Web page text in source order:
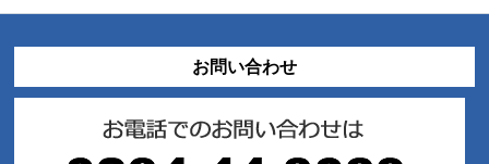
お問い合わせ